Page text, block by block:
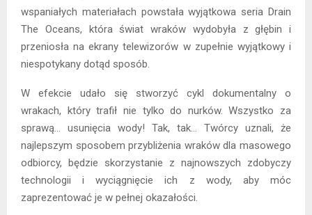
wspaniałych materiałach powstała wyjątkowa seria Drain
The Oceans, która świat wraków wydobyła z głębin i
przeniosła na ekrany telewizorów w zupełnie wyjątkowy i
niespotykany dotąd sposób.
W efekcie udało się stworzyć cykl dokumentalny o
wrakach, który trafił nie tylko do nurków. Wszystko za
sprawą… usunięcia wody! Tak, tak… Twórcy uznali, że
najlepszym sposobem przybliżenia wraków dla masowego
odbiorcy, będzie skorzystanie z najnowszych zdobyczy
technologii i wyciągnięcie ich z wody, aby móc
zaprezentować je w pełnej okazałości.